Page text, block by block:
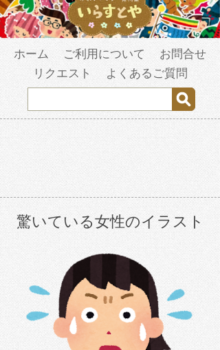
ホーム ご利用について
お問合せ
リクエスト
よくあるご質問
驚いている女性のイラスト